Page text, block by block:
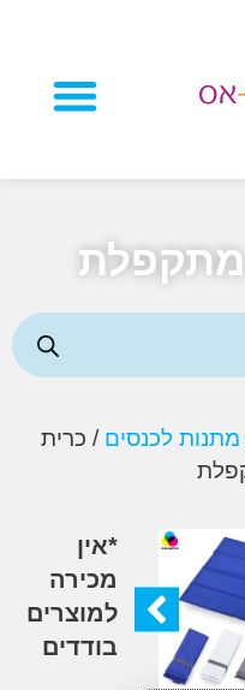
לכנסים/ כרית
*אין
מכירה
למוצרים
בודדים